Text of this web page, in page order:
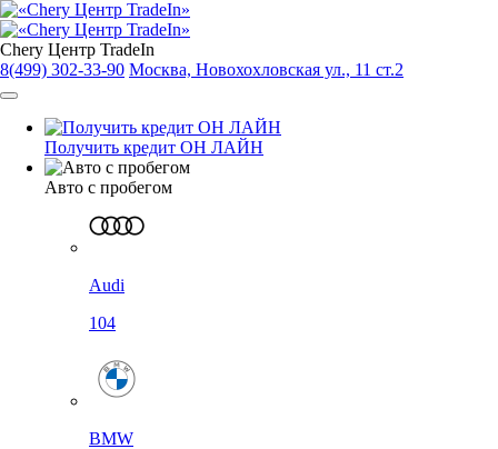
Chery Центр TradeIn
8(499) 302-33-90 Москва, Новохохловская ул., 11 ст.2
Получить кредит ОН ЛАЙН
Авто с пробегом
Audi
104
BMW